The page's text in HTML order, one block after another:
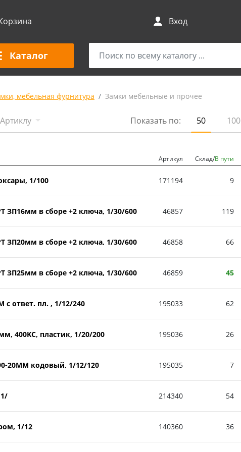
Вход
Каталог
мебельная фурнитура Замки мебельные и прочее
Артиклу Показать по: 50 100
Артикул Склад/В пути
1/100 171194 9
в сборе +2 ключа, 1/30/600 46857 119
в сборе +2 ключа, 1/30/600 46858 66
в сборе +2 ключа, 1/30/600 46859 45
ответ. пл. , 1/12/240 195033 62
400KC, пластик, 1/20/200 195036 26
20ММ кодовый, 1/12/120 195035 7
214340 54
1/12 140360 36